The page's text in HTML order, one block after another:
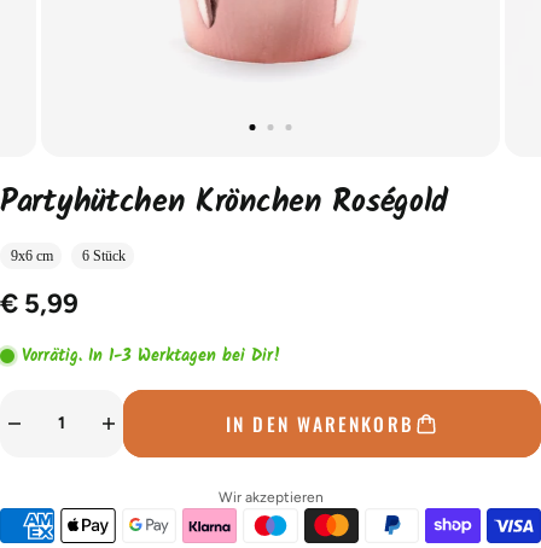
Partyhütchen Krönchen Roségold
9x6 cm 6 Stück
€ 5,99
Vorrätig. In 1-3 Werktagen bei Dir!
IN DEN WARENKORB
Wir akzeptieren